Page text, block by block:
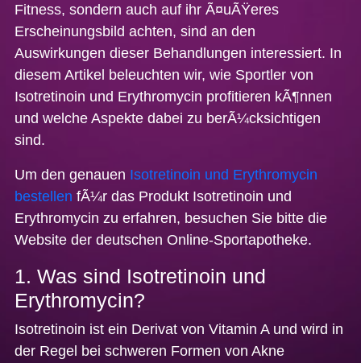
Fitness, sondern auch auf ihr Ã¤uÃŸeres
Erscheinungsbild achten, sind an den
Auswirkungen dieser Behandlungen interessiert. In
diesem Artikel beleuchten wir, wie Sportler von
Isotretinoin und Erythromycin profitieren kÃ¶nnen
und welche Aspekte dabei zu berÃ¼cksichtigen
sind.
Um den genauen Isotretinoin und Erythromycin
bestellen fÃ¼r das Produkt Isotretinoin und
Erythromycin zu erfahren, besuchen Sie bitte die
Website der deutschen Online-Sportapotheke.
1. Was sind Isotretinoin und
Erythromycin?
Isotretinoin ist ein Derivat von Vitamin A und wird in
der Regel bei schweren Formen von Akne